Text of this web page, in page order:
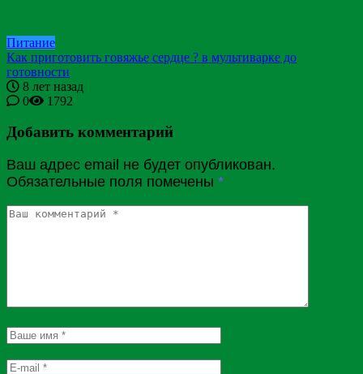
Питание
Как приготовить говяжье сердце ? в мультиварке до
готовности
8 лет назад
0
1792
Добавить комментарий
Ваш адрес email не будет опубликован.
Обязательные поля помечены *